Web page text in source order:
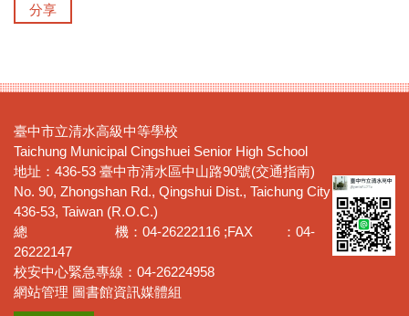
分享
臺中市立清水高級中等學校
Taichung Municipal Cingshuei Senior High School
地址：436-53 臺中市清水區中山路90號(交通指南)
No. 90, Zhongshan Rd., Qingshui Dist., Taichung City
436-53, Taiwan (R.O.C.)
總 機：04-26222116 ;FAX ：04-
26222147
校安中心緊急專線：04-26224958
網站管理 圖書館資訊媒體組